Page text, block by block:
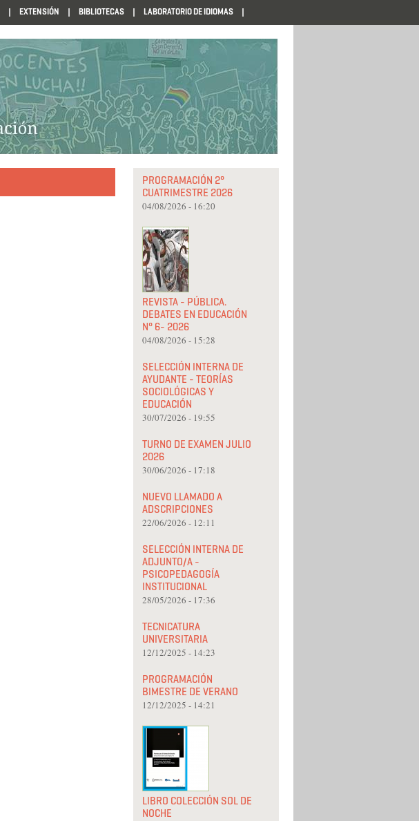
EXTENSIÓN BIBLIOTECAS LABORATORIO DE IDIOMAS
PROGRAMACIÓN 2°
CUATRIMESTRE 2026
04/08/2026 - 16:20
REVISTA - PÚBLICA.
DEBATES EN EDUCACIÓN
N° 6- 2026
04/08/2026 - 15:28
SELECCIÓN INTERNA DE
AYUDANTE - TEORÍAS
SOCIOLÓGICAS Y
EDUCACIÓN
30/07/2026 - 19:55
TURNO DE EXAMEN JULIO
2026
30/06/2026 - 17:18
NUEVO LLAMADO A
ADSCRIPCIONES
22/06/2026 - 12:11
SELECCIÓN INTERNA DE
ADJUNTO/A -
PSICOPEDAGOGÍA
INSTITUCIONAL
28/05/2026 - 17:36
TECNICATURA
UNIVERSITARIA
12/12/2025 - 14:23
PROGRAMACIÓN
BIMESTRE DE VERANO
12/12/2025 - 14:21
LIBRO COLECCIÓN SOL DE
NOCHE